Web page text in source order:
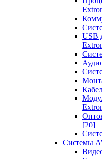
USB
[20]
Системы